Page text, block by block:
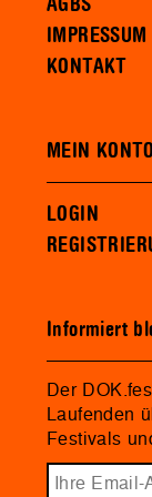
KONTAKT
MEIN KONTO
LOGIN
Informiert
Der
Laufenden
Festivals